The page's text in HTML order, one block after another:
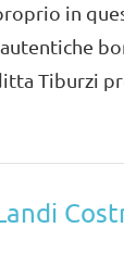
in
Tiburzi